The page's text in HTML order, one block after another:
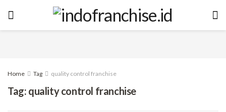
Home Tag quality control franchise
Tag: quality control franchise